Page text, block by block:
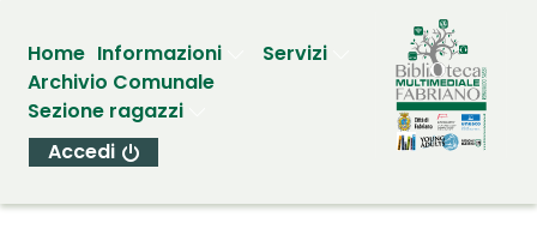
Home Informazioni
Servizi
Archivio Comunale
Sezione ragazzi
Accedi